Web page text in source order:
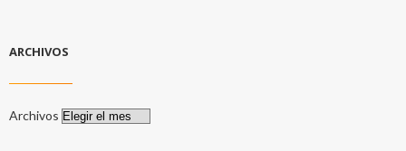
ARCHIVOS
Archivos